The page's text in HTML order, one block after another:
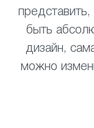
быть
дизайн,
можно